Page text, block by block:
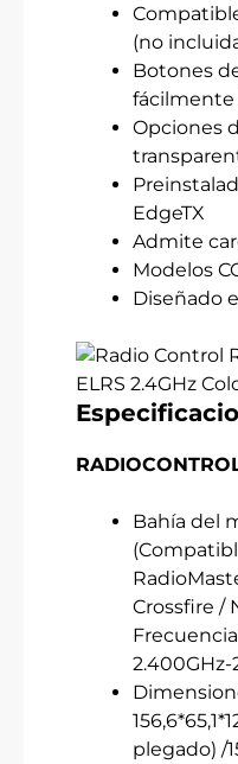
(no
Botones
fácilmente
Opciones
EdgeTX
Admite
Modelos
Diseñado
Bahía del
Crossfire /
2.400GHz-
plegado) /